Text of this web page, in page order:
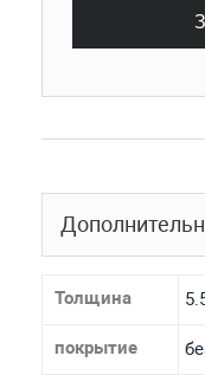
Толщина
покрытие